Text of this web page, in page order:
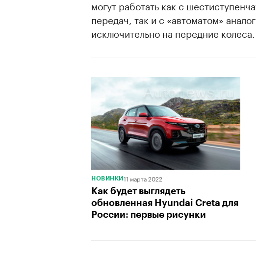
могут работать как с
передач, так и с «автоматом»
исключительно на передние колеса.
НОВИНКИ 11 марта 2022
Как будет выглядеть
обновленная Hyundai Creta для
России: первые рисунки